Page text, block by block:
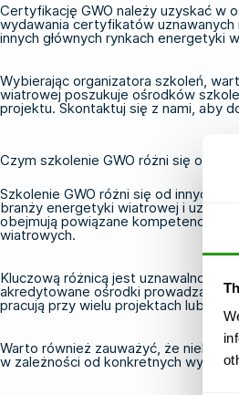
Certyfikację GWO należy uzyskać w
wydawania certyfikatów uznawanych
innych głównych rynkach energetyki
Wybierając organizatora szkoleń,
wiatrowej poszukuje ośrodków
projektu.Skontaktuj się z nami , aby
Czym szkolenie GWO różni się od
Szkolenie GWO różni się od innych
branży energetyki wiatrowej i
obejmują powiązane kompetencje w
wiatrowych.
Kluczową różnicą jest uznawalność.
akredytowane ośrodki prowadzą
pracują przy wielu projektach lub w
Warto również zauważyć, że
w zależności od konkretnych